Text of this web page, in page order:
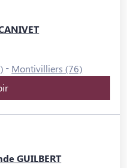
- Montivilliers (76)
GUILBERT